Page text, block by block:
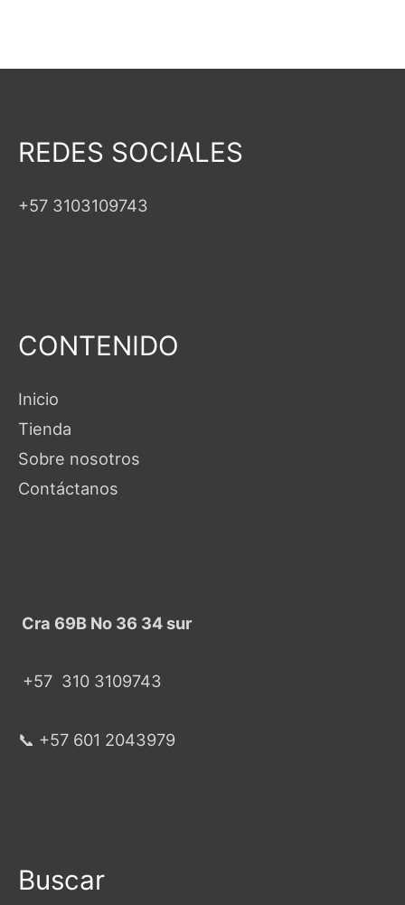
REDES SOCIALES
+57 3103109743
CONTENIDO
Inicio
Tienda
Sobre nosotros
Contáctanos
Cra 69B No 36 34 sur
+57 310 3109743
📞 +57 601 2043979
Buscar